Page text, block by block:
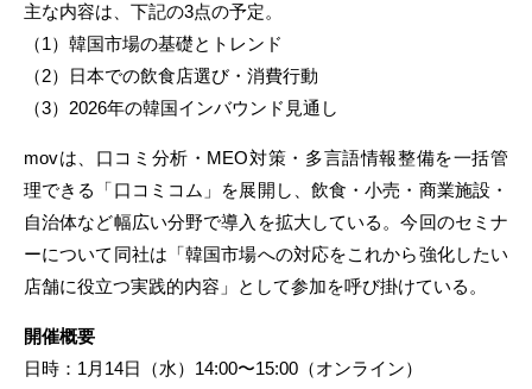
主な内容は、下記の3点の予定。
（1）韓国市場の基礎とトレンド
（2）日本での飲食店選び・消費行動
（3）2026年の韓国インバウンド見通し
movは、口コミ分析・MEO対策・多言語情報整備を一括管
理できる「口コミコム」を展開し、飲食・小売・商業施設・
自治体など幅広い分野で導入を拡大している。今回のセミナ
ーについて同社は「韓国市場への対応をこれから強化したい
店舗に役立つ実践的内容」として参加を呼び掛けている。
開催概要
日時：1月14日（水）14:00〜15:00（オンライン）